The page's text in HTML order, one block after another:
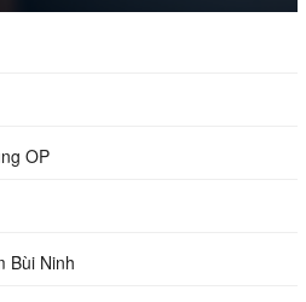
OP
Bùi Ninh